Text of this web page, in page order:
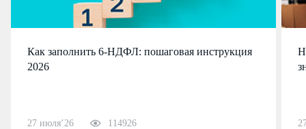
Как заполнить 6-НДФЛ: пошаговая инструкция
2026
27 июля’26 114926